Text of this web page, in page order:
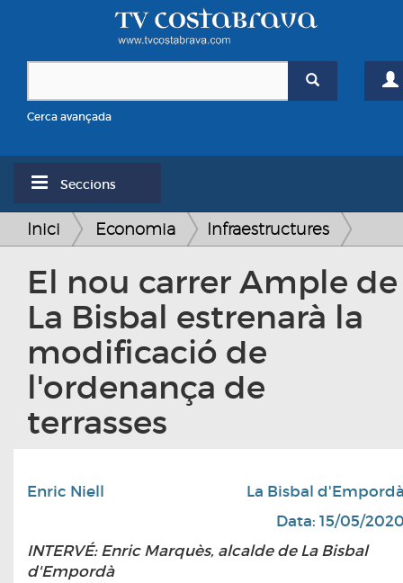
Cerca avançada
Seccions
Inici Economia Infraestructures
El nou carrer Ample de
La Bisbal estrenarà la
modificació de
l'ordenança de
terrasses
Enric Niell
La Bisbal
Data: 15/05/
INTERVÉ: Enric Marquès, alcalde de La Bisbal
d'Empordà